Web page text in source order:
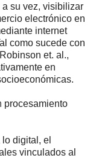
su vez, visibilizar
electrónico en
internet
como sucede con
et. al.,
en
procesamiento
digital, el
vinculados al